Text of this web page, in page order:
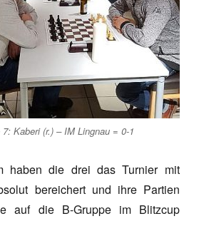
7: Kaberi (r.) – IM Lingnau = 0-1
haben die drei das Turnier mit
bereichert und ihre Partien
auf die B-Gruppe im Blitzcup